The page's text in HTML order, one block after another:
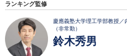
ランキング監修
慶應義塾大学理工学部教授
（非常勤）
鈴木秀男